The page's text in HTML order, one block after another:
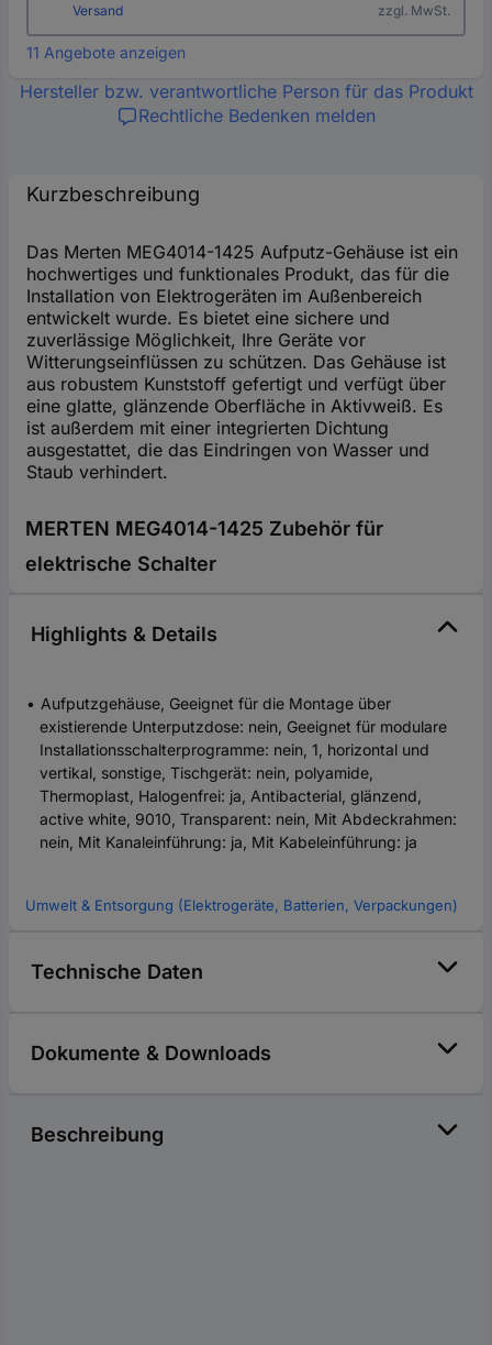
Versand zzgl. MwSt.
11 Angebote anzeigen
Hersteller bzw. verantwortliche Person für das Produkt
Rechtliche Bedenken melden
Kurzbeschreibung
Das Merten MEG4014-1425 Aufputz-Gehäuse ist ein
hochwertiges und funktionales Produkt, das für die
Installation von Elektrogeräten im Außenbereich
entwickelt wurde. Es bietet eine sichere und
zuverlässige Möglichkeit, Ihre Geräte vor
Witterungseinflüssen zu schützen. Das Gehäuse ist
aus robustem Kunststoff gefertigt und verfügt über
eine glatte, glänzende Oberfläche in Aktivweiß. Es
ist außerdem mit einer integrierten Dichtung
ausgestattet, die das Eindringen von Wasser und
Staub verhindert.
MERTEN MEG4014-1425 Zubehör für
elektrische Schalter
Highlights & Details
Aufputzgehäuse, Geeignet für die Montage über
existierende Unterputzdose: nein, Geeignet für modulare
Installationsschalterprogramme: nein, 1, horizontal und
vertikal, sonstige, Tischgerät: nein, polyamide,
Thermoplast, Halogenfrei: ja, Antibacterial, glänzend,
active white, 9010, Transparent: nein, Mit Abdeckrahmen:
nein, Mit Kanaleinführung: ja, Mit Kabeleinführung: ja
Umwelt & Entsorgung (Elektrogeräte, Batterien, Verpackungen)
Technische Daten
Dokumente & Downloads
Beschreibung